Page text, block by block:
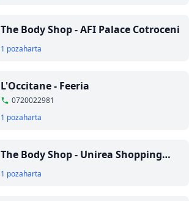
The Body Shop - AFI Palace Cotroceni
1 pozaharta
L'Occitane - Feeria
0720022981
1 pozaharta
The Body Shop - Unirea Shopping
Center
1 pozaharta